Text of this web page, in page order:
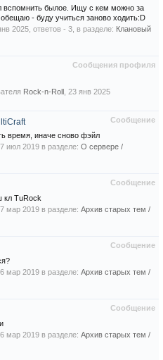
вспомнить былое. Ищу с кем можно за
- буду учиться заново ходить:D
2025 , ответов - 3, в разделе: Клановый
Сообщения профиля
Rock-n-Roll 23 янв 2025
Сообщение
время, иначе сново фэйл
июл 2019 в разделе: О сервере /
Сообщение
кл TuRock
мар 2019 в разделе: Архив старых тем /
Сообщение
мар 2019 в разделе: Архив старых тем /
Сообщение
мар 2019 в разделе: Архив старых тем /